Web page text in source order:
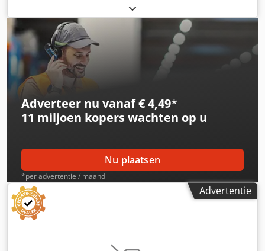
Gereedschaphouder: SK 50 2 opspangereedschappen 20-
voudige gereedschapswisselaar Cedpoxzu D Dsfx Ap Ajha
Adverteer nu vanaf € 4,49*
11 miljoen koperswachten op u
Nu plaatsen
*per advertentie / maand
Advertentie